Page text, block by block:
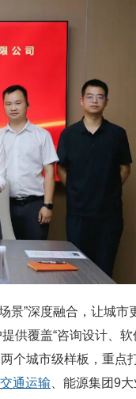
景”深度融合，让城市
供覆盖“咨询设计、
个城市级样板，重点
交通运输 、能源集团9